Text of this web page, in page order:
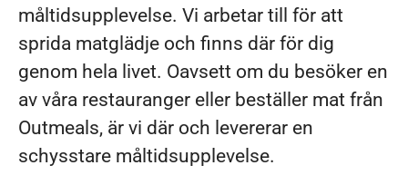
måltidsupplevelse. Vi arbetar till för att
sprida matglädje och finns där för dig
genom hela livet. Oavsett om du besöker en
av våra restauranger eller beställer mat från
Outmeals, är vi där och levererar en
schysstare måltidsupplevelse.